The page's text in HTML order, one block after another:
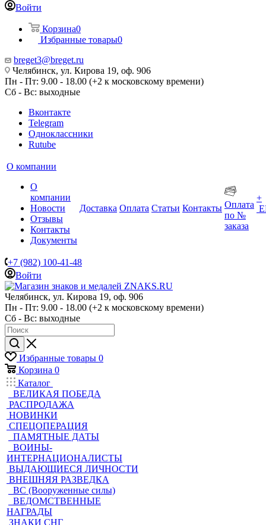
Войти
Корзина0
Избранные товары0
breget3@breget.ru
Челябинск, ул. Кирова 19, оф. 906
Пн - Пт: 9.00 - 18.00 (+2 к московскому времени)
Сб - Вс: выходные
Вконтакте
Telegram
Одноклассники
Rutube
О компании
О
компании
Новости
Отзывы
Контакты
Документы
Доставка Оплата Статьи Контакты Оплата
по №
заказа
+
+7 (982) 100-41-48
Войти
Челябинск, ул. Кирова 19, оф. 906
Пн - Пт: 9.00 - 18.00 (+2 к московскому времени)
Сб - Вс: выходные
Избранные товары 0
Корзина 0
Каталог
ВЕЛИКАЯ ПОБЕДА
РАСПРОДАЖА
НОВИНКИ
СПЕЦОПЕРАЦИЯ
ПАМЯТНЫЕ ДАТЫ
ВОИНЫ-
ИНТЕРНАЦИОНАЛИСТЫ
ВЫДАЮЩИЕСЯ ЛИЧНОСТИ
ВНЕШНЯЯ РАЗВЕДКА
ВС (Вооруженные силы)
ВЕДОМСТВЕННЫЕ
НАГРАДЫ
ЗНАКИ СНГ